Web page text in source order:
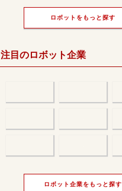
ロボットをもっと探す
注目のロボット企業
ロボット企業をもっと探す